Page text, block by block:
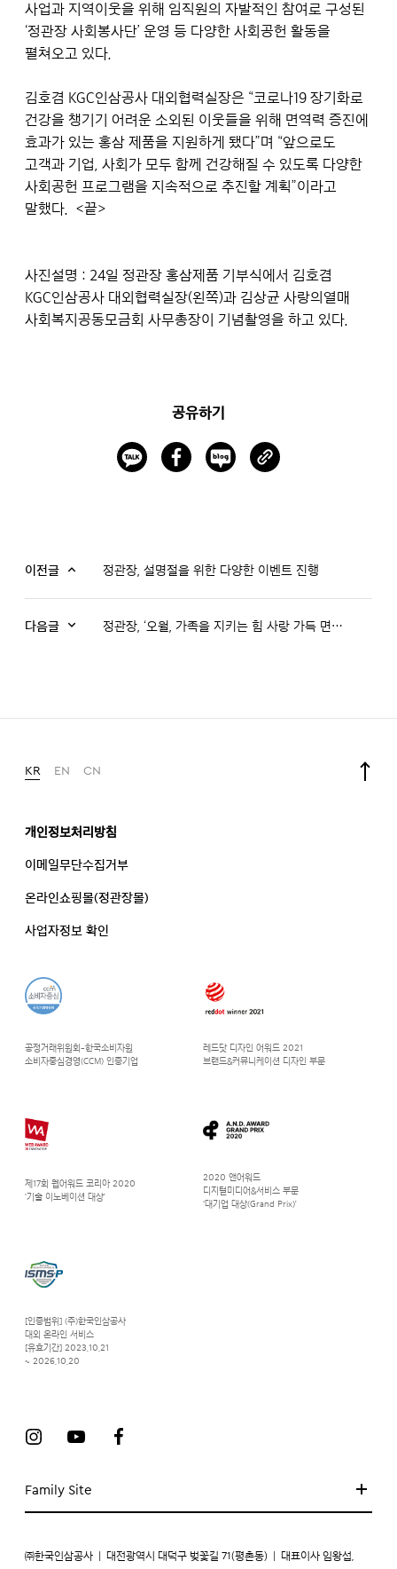
사업과 지역이웃을 위해 임직원의 자발적인 참여로 구성된
‘정관장 사회봉사단’ 운영 등 다양한 사회공헌 활동을
펼쳐오고 있다.
김호겸 KGC인삼공사 대외협력실장은 “코로나19 장기화로
건강을 챙기기 어려운 소외된 이웃들을 위해 면역력 증진에
효과가 있는 홍삼 제품을 지원하게 됐다”며 “앞으로도
고객과 기업, 사회가 모두 함께 건강해질 수 있도록 다양한
사회공헌 프로그램을 지속적으로 추진할 계획”이라고
말했다. <끝>
사진설명 : 24일 정관장 홍삼제품 기부식에서 김호겸
KGC인삼공사 대외협력실장(왼쪽)과 김상균 사랑의열매
사회복지공동모금회 사무총장이 기념촬영을 하고 있다.
공유하기
이전글 정관장, 설명절을 위한 다양한 이벤트 진행
다음글 정관장, ‘오월, 가족을 지키는 힘 사랑 가득 면역력’ 프로모션 진행
KR EN CN
Family Site
공정거래위원회-한국소비자원
소비자중심경영(CCM) 인증기업
레드닷 디자인 어워드 2021
브랜드&커뮤니케이션 디자인 부문
제17회 웹어워드 코리아 2020
‘기술 이노베이션 대상’
2020 앤어워드
디지털미디어&서비스 부문
‘대기업 대상(Grand Prix)’
[인증범위] (주)한국인삼공사
대외 온라인 서비스
[유효기간] 2023.10.21
~ 2026.10.20
개인정보처리방침
이메일무단수집거부
온라인쇼핑몰(정관장몰)
사업자정보 확인
㈜한국인삼공사 대전광역시 대덕구 벚꽃길 71(평촌동) 대표이사 임왕섭,